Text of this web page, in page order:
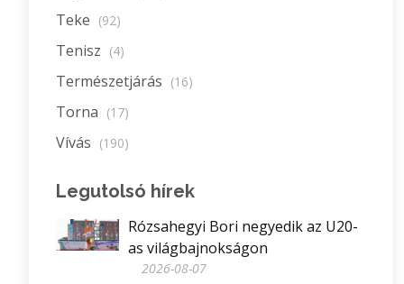
Teke (92)
Tenisz (4)
Természetjárás (16)
Torna (17)
Vívás (190)
Legutolsó hírek
Rózsahegyi Bori negyedik az U20-
as világbajnokságon
2026-08-07